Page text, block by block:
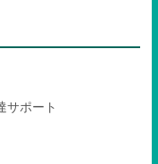
サポート